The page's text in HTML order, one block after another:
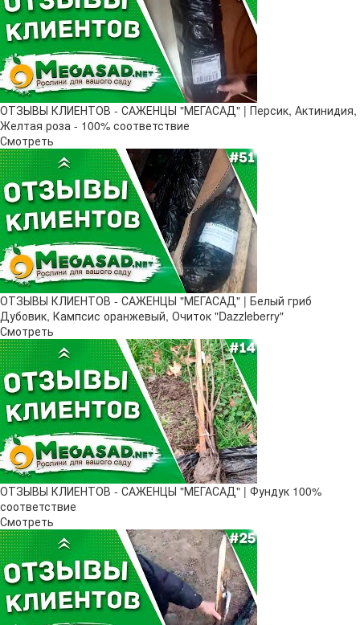
ОТЗЫВЫ КЛИЕНТОВ - САЖЕНЦЫ "МЕГАСАД" | Персик, Актинидия,
Желтая роза - 100% соответствие
Смотреть
ОТЗЫВЫ КЛИЕНТОВ - САЖЕНЦЫ "МЕГАСАД" | Белый гриб
Дубовик, Кампсис оранжевый, Очиток "Dazzleberry"
Смотреть
ОТЗЫВЫ КЛИЕНТОВ - САЖЕНЦЫ "МЕГАСАД" | Фундук 100%
соответствие
Смотреть